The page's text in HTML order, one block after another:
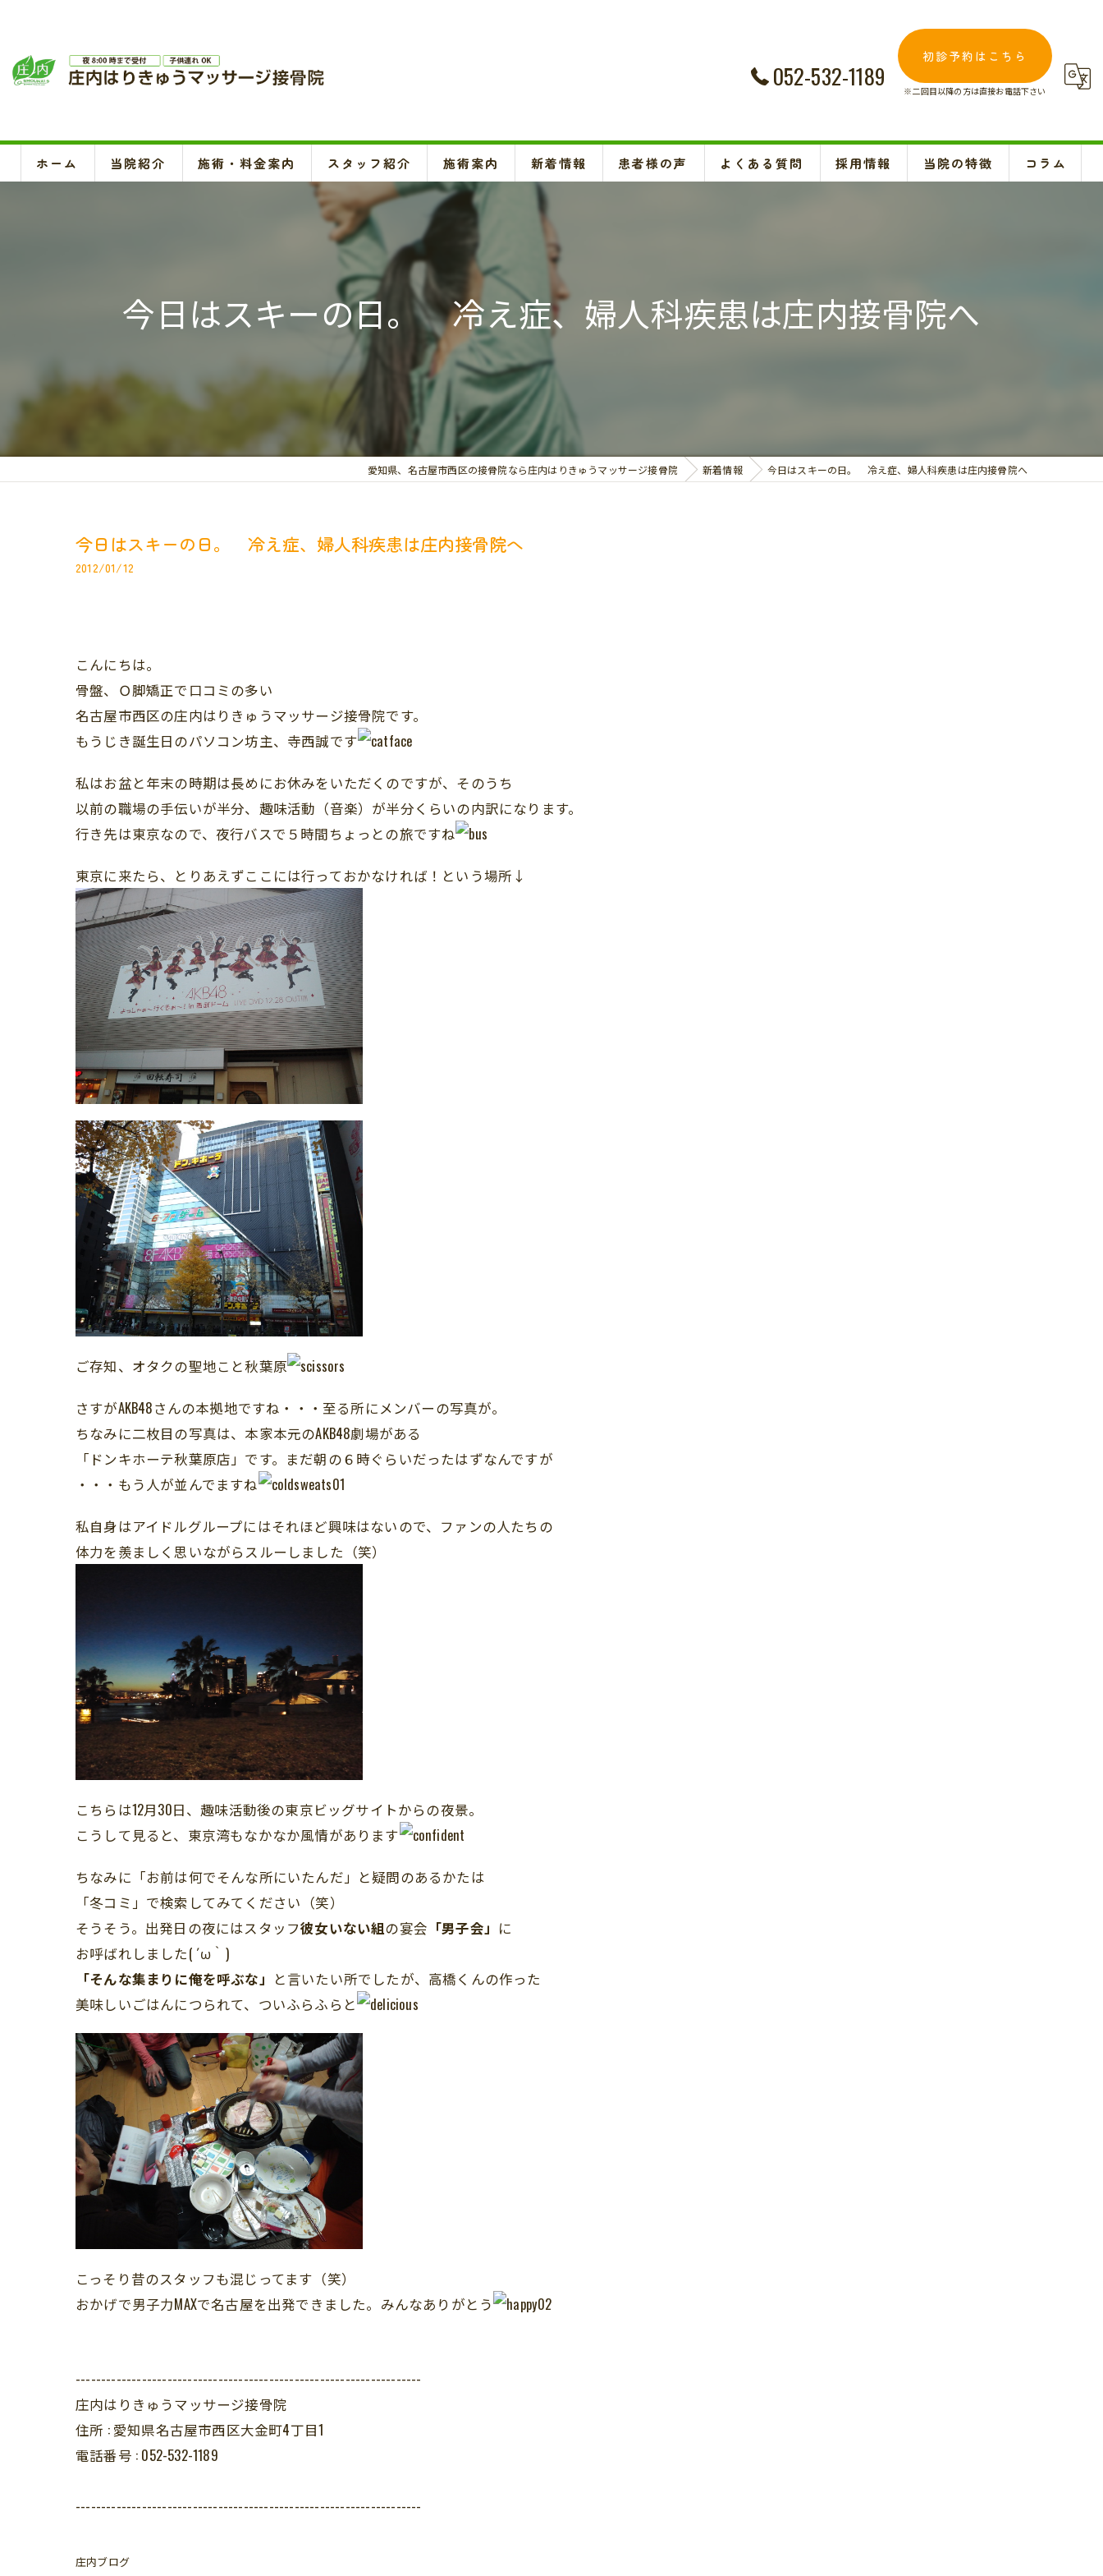
052-532-1189
初診予約はこちら
※二回目以降の方は直接お電話下さい
ホーム 当院紹介 施術・料金案内 スタッフ紹介 施術案内
頚椎、背骨、骨盤矯正、O脚矯正
ハイボルテージ・超音波治療、超短波治療
鍼灸(はり、きゅう)
悪阻・安産・逆子治療、不妊治療
交通事故治療
お悩み別の治療
新着情報 患者様の声 よくある質問 採用情報 当院の特徴
腰痛
コラム
今日はスキーの日。 冷え症、婦人科疾患は庄内接骨院へ
愛知県、名古屋市西区の接骨院なら庄内はりきゅうマッサージ接骨院 新着情報 今日はスキーの日。 冷え症、婦人科疾患は庄内接骨院へ
今日はスキーの日。 冷え症、婦人科疾患は庄内接骨院へ
2012/01/12
こんにちは。
骨盤、Ｏ脚矯正で口コミの多い
名古屋市西区の庄内はりきゅうマッサージ接骨院です。
もうじき誕生日のパソコン坊主、寺西誠です
私はお盆と年末の時期は長めにお休みをいただくのですが、そのうち
以前の職場の手伝いが半分、趣味活動（音楽）が半分くらいの内訳になります。
行き先は東京なので、夜行バスで５時間ちょっとの旅ですね
東京に来たら、とりあえずここには行っておかなければ！という場所↓
ご存知、オタクの聖地こと秋葉原
さすがAKB48さんの本拠地ですね・・・至る所にメンバーの写真が。
ちなみに二枚目の写真は、本家本元のAKB48劇場がある
「ドンキホーテ秋葉原店」です。まだ朝の６時ぐらいだったはずなんですが
・・・もう人が並んでますね
私自身はアイドルグループにはそれほど興味はないので、ファンの人たちの
体力を羨ましく思いながらスルーしました（笑）
こちらは12月30日、趣味活動後の東京ビッグサイトからの夜景。
こうして見ると、東京湾もなかなか風情があります
ちなみに「お前は何でそんな所にいたんだ」と疑問のあるかたは
「冬コミ」で検索してみてください（笑）
そうそう。出発日の夜にはスタッフ彼女いない組の宴会 「男子会」 に
お呼ばれしました( ´ω｀)
「そんな集まりに俺を呼ぶな」 と言いたい所でしたが、高橋くんの作った
美味しいごはんにつられて、ついふらふらと
こっそり昔のスタッフも混じってます（笑）
おかげで男子力MAXで名古屋を出発できました。みんなありがとう
--------------------------------------------------------------------
庄内はりきゅうマッサージ接骨院
住所 : 愛知県名古屋市西区大金町4丁目1
電話番号 : 052-532-1189
--------------------------------------------------------------------
庄内ブログ